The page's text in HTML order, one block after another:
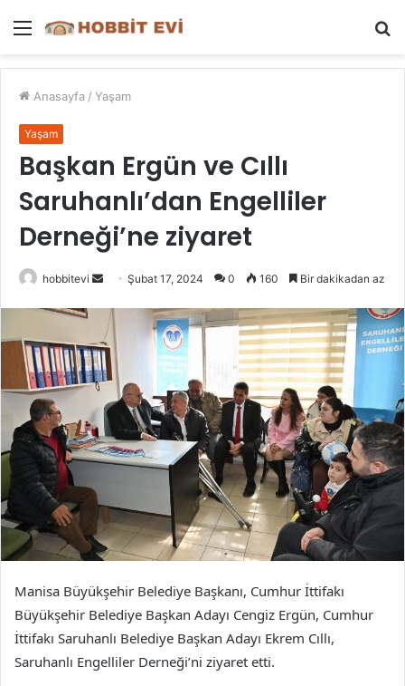
Menü
Anasayfa / Yaşam
Yaşam
Başkan Ergün ve Cıllı
Saruhanlı’dan Engelliler
Derneği’ne ziyaret
hobbitevi
Bir
posta
göndermek
Şubat 17, 2024 0 160 Bir dakikadan az
Manisa Büyükşehir Belediye Başkanı, Cumhur İttifakı
Büyükşehir Belediye Başkan Adayı Cengiz Ergün, Cumhur
İttifakı Saruhanlı Belediye Başkan Adayı Ekrem Cıllı,
Saruhanlı Engelliler Derneği’ni ziyaret etti.